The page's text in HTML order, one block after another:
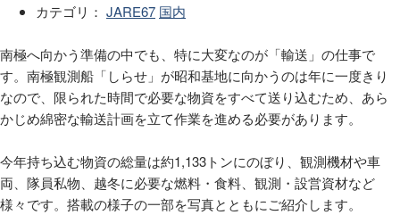
カテゴリ： JARE67 国内
南極へ向かう準備の中でも、特に大変なのが「輸送」の仕事で
す。南極観測船「しらせ」が昭和基地に向かうのは年に一度きり
なので、限られた時間で必要な物資をすべて送り込むため、あら
かじめ綿密な輸送計画を立て作業を進める必要があります。
今年持ち込む物資の総量は約1,133トンにのぼり、観測機材や車
両、隊員私物、越冬に必要な燃料・食料、観測・設営資材など
様々です。搭載の様子の一部を写真とともにご紹介します。